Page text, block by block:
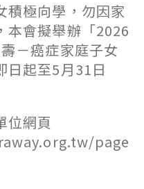
積極向學，勿因家
本會擬舉辦「2026
－癌症家庭子女
日起至5月31日
位網頁
page